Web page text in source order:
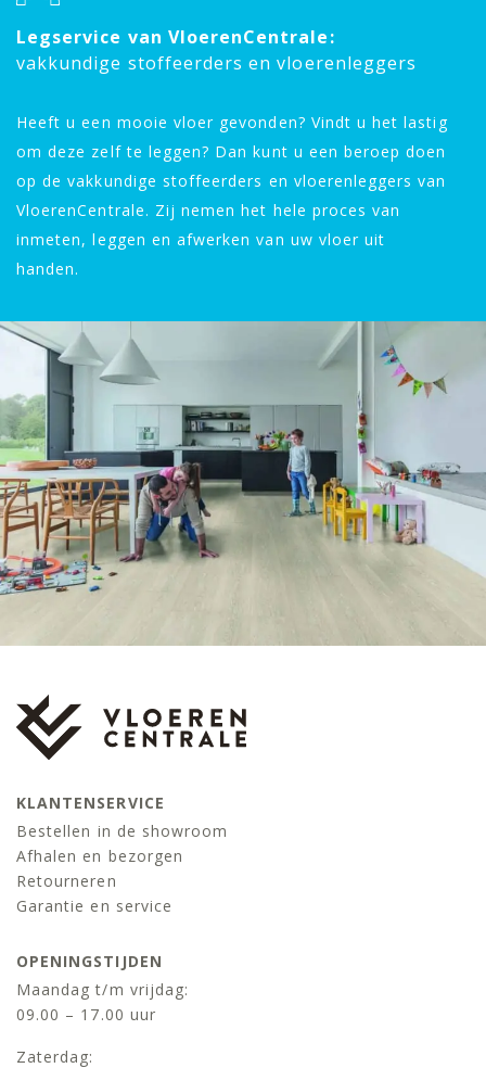
Legservice van VloerenCentrale:
vakkundige stoffeerders en vloerenleggers
Heeft u een mooie vloer gevonden? Vindt u het lastig
om deze zelf te leggen? Dan kunt u een beroep doen
op de vakkundige stoffeerders en vloerenleggers van
VloerenCentrale. Zij nemen het hele proces van
inmeten, leggen en afwerken van uw vloer uit
handen.
KLANTENSERVICE
Bestellen in de showroom
Afhalen en bezorgen
Retourneren
Garantie en service
OPENINGSTIJDEN
Maandag t/m vrijdag:
09.00 – 17.00 uur
Zaterdag: